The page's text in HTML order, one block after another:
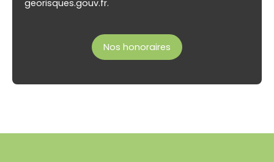
georisques.gouv.fr.
Nos honoraires